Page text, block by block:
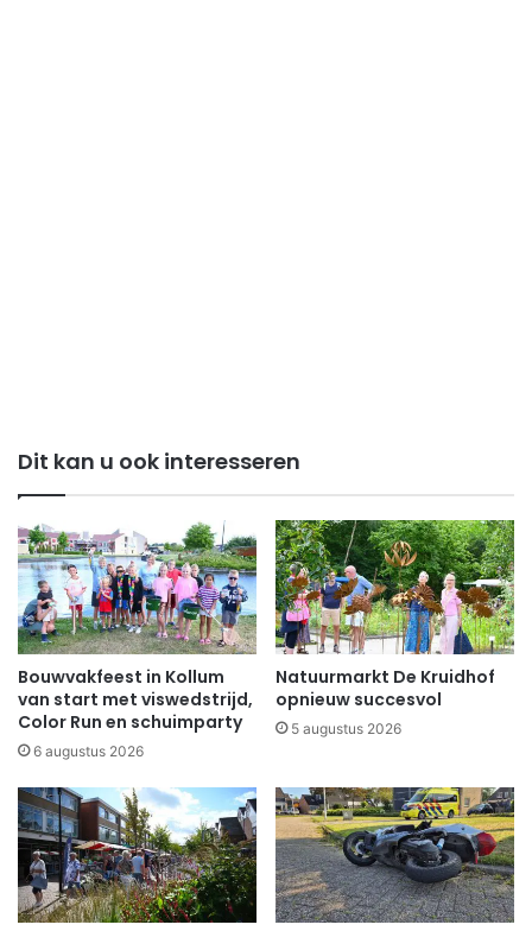
Dit kan u ook interesseren
Bouwvakfeest in Kollum
van start met viswedstrijd,
Color Run en schuimparty
6 augustus 2026
Natuurmarkt De Kruidhof
opnieuw succesvol
5 augustus 2026